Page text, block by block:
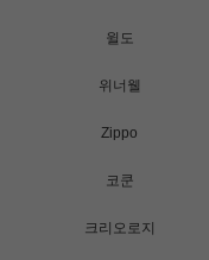
윌도
위너웰
Zippo
코쿤
크리오로지